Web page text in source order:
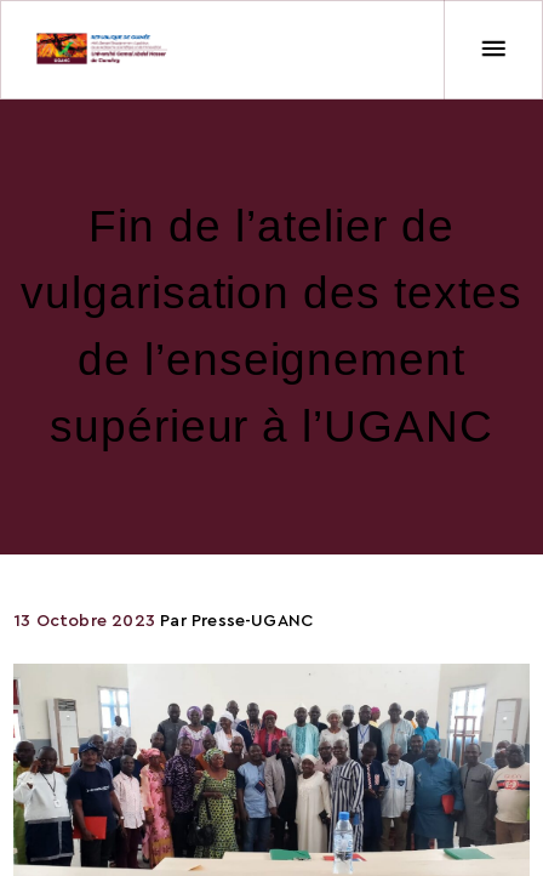
Fin de l’atelier de
vulgarisation des textes
de l’enseignement
supérieur à l’UGANC
13 Octobre 2023 Par Presse-UGANC